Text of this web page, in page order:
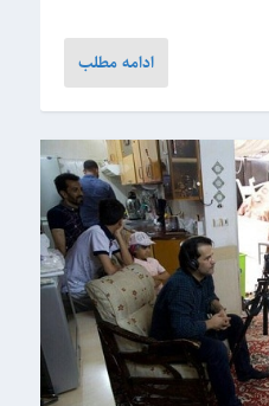
ادامه مطلب